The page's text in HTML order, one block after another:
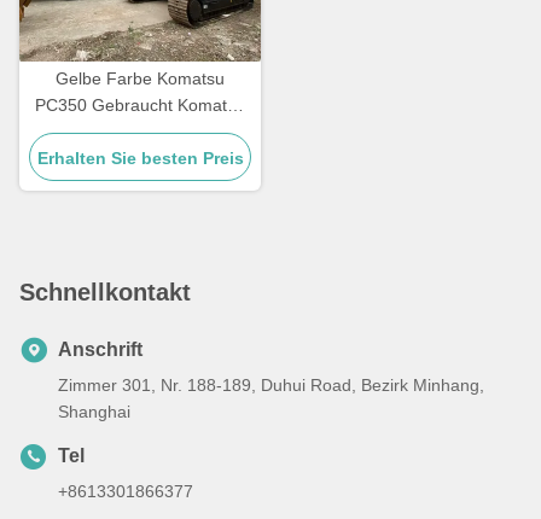
Gelbe Farbe Komatsu
PC350 Gebraucht Komatsu
Graber 32300kg Für Bau-
Bergbau
Erhalten Sie besten Preis
Schnellkontakt
Anschrift
Zimmer 301, Nr. 188-189, Duhui Road, Bezirk Minhang,
Shanghai
Tel
+8613301866377